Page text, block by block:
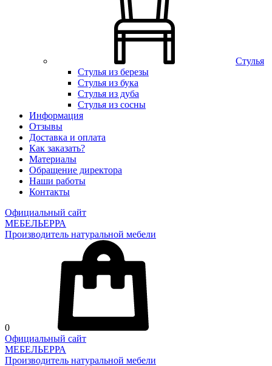
Стулья
Стулья из березы
Стулья из бука
Стулья из дуба
Стулья из сосны
Информация
Отзывы
Доставка и оплата
Как заказать?
Материалы
Обращение директора
Наши работы
Контакты
Официальный сайт
МЕБЕЛЬЕРРА
Производитель натуральной мебели
0
Официальный сайт
МЕБЕЛЬЕРРА
Производитель натуральной мебели